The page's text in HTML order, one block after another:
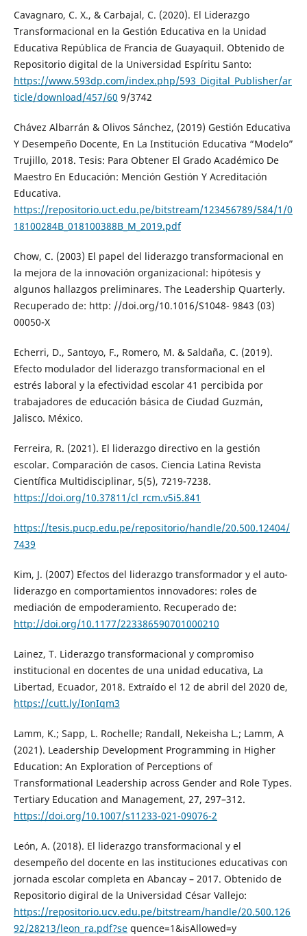
Cavagnaro, C. X., & Carbajal, C. (2020). El Liderazgo
Transformacional en la Gestión Educativa en la Unidad
Educativa República de Francia de Guayaquil. Obtenido de
Repositorio digital de la Universidad Espíritu Santo:
https://www.593dp.com/index.php/593_Digital_Publisher/ar
ticle/download/457/60 9/3742
Chávez Albarrán & Olivos Sánchez, (2019) Gestión Educativa
Y Desempeño Docente, En La Institución Educativa “Modelo”
Trujillo, 2018. Tesis: Para Obtener El Grado Académico De
Maestro En Educación: Mención Gestión Y Acreditación
Educativa.
https://repositorio.uct.edu.pe/bitstream/123456789/584/1/0
18100284B_018100388B_M_2019.pdf
Chow, C. (2003) El papel del liderazgo transformacional en
la mejora de la innovación organizacional: hipótesis y
algunos hallazgos preliminares. The Leadership Quarterly.
Recuperado de: http: //doi.org/10.1016/S1048- 9843 (03)
00050-X
Echerri, D., Santoyo, F., Romero, M. & Saldaña, C. (2019).
Efecto modulador del liderazgo transformacional en el
estrés laboral y la efectividad escolar 41 percibida por
trabajadores de educación básica de Ciudad Guzmán,
Jalisco. México.
Ferreira, R. (2021). El liderazgo directivo en la gestión
escolar. Comparación de casos. Ciencia Latina Revista
Científica Multidisciplinar, 5(5), 7219-7238.
https://doi.org/10.37811/cl_rcm.v5i5.841
https://tesis.pucp.edu.pe/repositorio/handle/20.500.12404/
7439
Kim, J. (2007) Efectos del liderazgo transformador y el auto-
liderazgo en comportamientos innovadores: roles de
mediación de empoderamiento. Recuperado de:
http://doi.org/10.1177/223386590701000210
Lainez, T. Liderazgo transformacional y compromiso
institucional en docentes de una unidad educativa, La
Libertad, Ecuador, 2018. Extraído el 12 de abril del 2020 de,
https://cutt.ly/IonIqm3
Lamm, K.; Sapp, L. Rochelle; Randall, Nekeisha L.; Lamm, A
(2021). Leadership Development Programming in Higher
Education: An Exploration of Perceptions of
Transformational Leadership across Gender and Role Types.
Tertiary Education and Management, 27, 297–312.
https://doi.org/10.1007/s11233-021-09076-2
León, A. (2018). El liderazgo transformacional y el
desempeño del docente en las instituciones educativas con
jornada escolar completa en Abancay – 2017. Obtenido de
Repositorio digiral de la Universidad César Vallejo:
https://repositorio.ucv.edu.pe/bitstream/handle/20.500.126
92/28213/leon_ra.pdf?sequence=1&isAllowed=y